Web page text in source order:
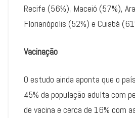
Recife (56%), Maceió (57%),
Florianópolis (52%) e Cuiabá
Vacinação
O estudo ainda aponta que o
45% da população adulta com
de vacina e cerca de 16% com